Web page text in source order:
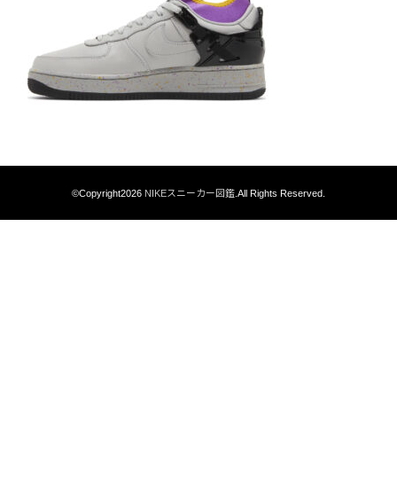
©Copyright2026 NIKEスニーカー図鑑.All Rights Reserved.